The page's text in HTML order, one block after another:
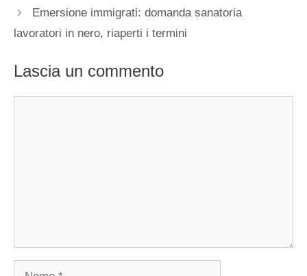
Emersione immigrati: domanda sanatoria
lavoratori in nero, riaperti i termini
Lascia un commento
Nome